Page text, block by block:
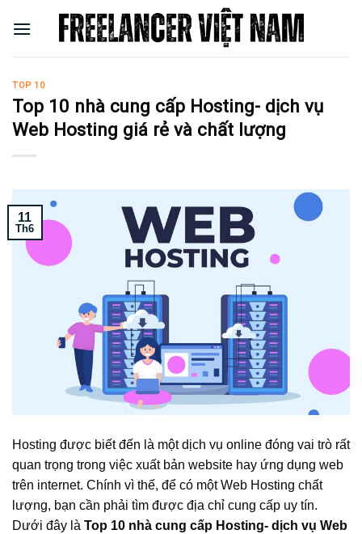
TOP 10
Top 10 nhà cung cấp Hosting- dịch vụ
Web Hosting giá rẻ và chất lượng
11
Th6
Hosting được biết đến là một dịch vụ online đóng vai trò rất
quan trọng trong việc xuất bản website hay ứng dụng web
trên internet. Chính vì thế, để có một Web Hosting chất
lượng, bạn cần phải tìm được địa chỉ cung cấp uy tín.
Dưới đây là Top 10 nhà cung cấp Hosting- dịch vụ Web